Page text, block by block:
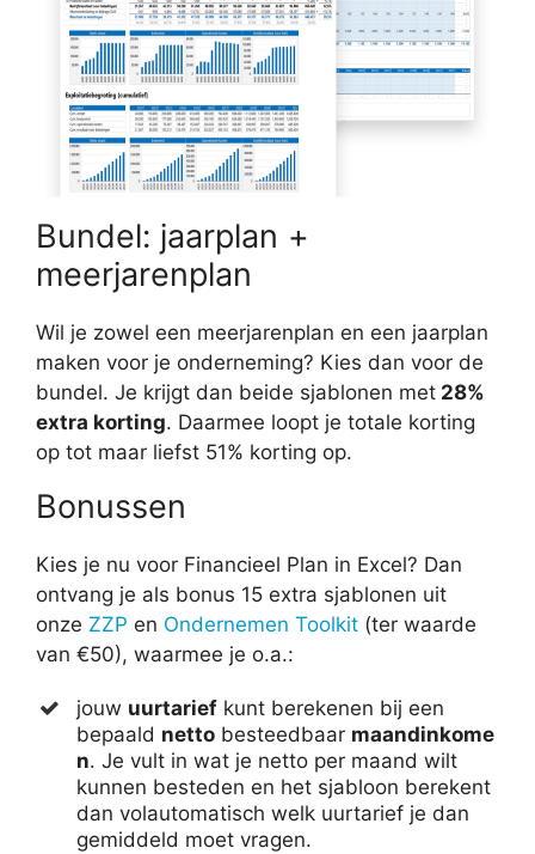
Bundel: jaarplan +
meerjarenplan
Wil je zowel een meerjarenplan en een jaarplan
maken voor je onderneming? Kies dan voor de
bundel. Je krijgt dan beide sjablonen met 28%
extra korting. Daarmee loopt je totale korting
op tot maar liefst 51% korting op.
Bonussen
Kies je nu voor Financieel Plan in Excel? Dan
ontvang je als bonus 15 extra sjablonen uit
onze ZZP en Ondernemen Toolkit (ter waarde
van €50), waarmee je o.a.:
jouw uurtarief kunt berekenen bij een
bepaald netto besteedbaar maandinkome
n. Je vult in wat je netto per maand wilt
kunnen besteden en het sjabloon berekent
dan volautomatisch welk uurtarief je dan
gemiddeld moet vragen.